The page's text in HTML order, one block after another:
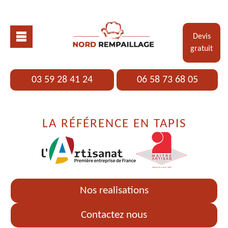
Devis
gratuit
03 59 28 41 24 06 58 73 68 05
LA RÉFÉRENCE EN TAPIS
Nos realisations
Contactez nous